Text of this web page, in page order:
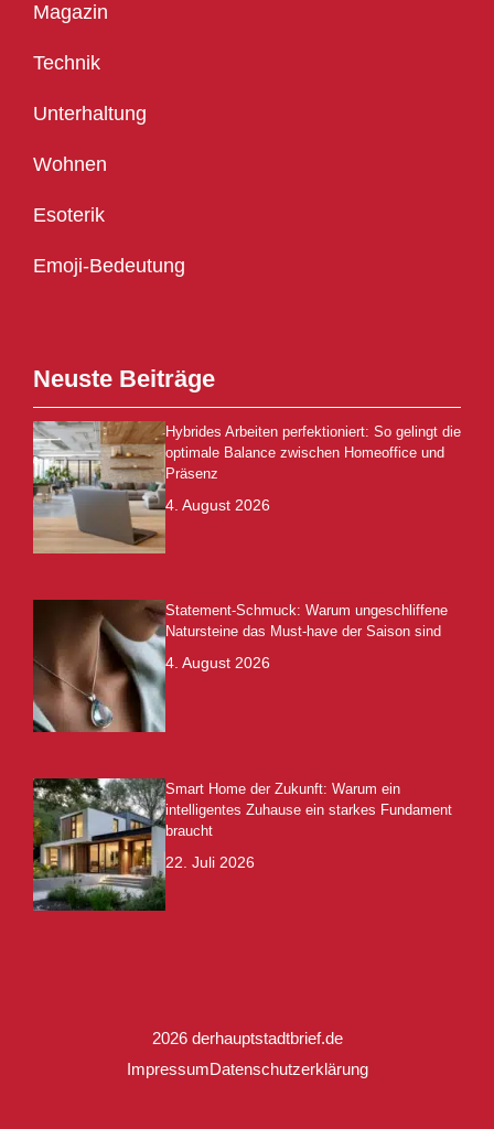
Magazin
Technik
Unterhaltung
Wohnen
Esoterik
Emoji-Bedeutung
Neuste Beiträge
Hybrides Arbeiten perfektioniert: So gelingt die
optimale Balance zwischen Homeoffice und
Präsenz
4. August 2026
Statement-Schmuck: Warum ungeschliffene
Natursteine das Must-have der Saison sind
4. August 2026
Smart Home der Zukunft: Warum ein
intelligentes Zuhause ein starkes Fundament
braucht
22. Juli 2026
2026 derhauptstadtbrief.de
ImpressumDatenschutzerklärung